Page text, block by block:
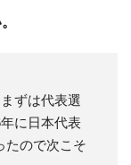
ずは代表選
に日本代表
たので次こそ